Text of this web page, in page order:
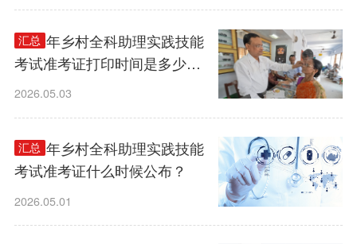
汇总
2026年乡村全科助理实践技能
考试准考证打印时间是多少
号？
2026.05.03
汇总
2026年乡村全科助理实践技能
考试准考证什么时候公布？
2026.05.01